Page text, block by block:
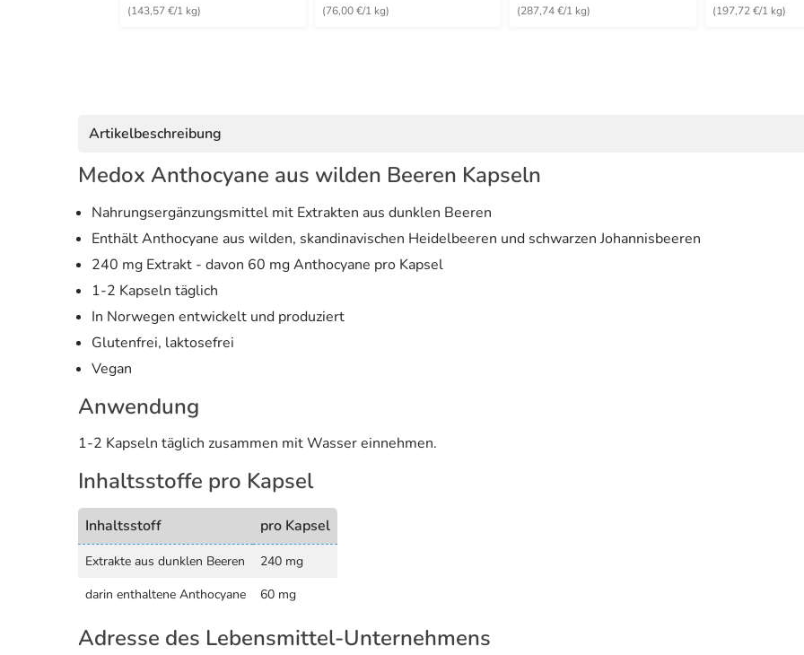
(143,57 €/1 kg) (76,00 €/1 kg) (287,74 €/1 kg) (197,72 €/1 kg)
Artikelbeschreibung
Medox Anthocyane aus wilden Beeren Kapseln
Nahrungsergänzungsmittel mit Extrakten aus dunklen Beeren
Enthält Anthocyane aus wilden, skandinavischen Heidelbeeren und schwarzen Johannisbeeren
240 mg Extrakt - davon 60 mg Anthocyane pro Kapsel
1-2 Kapseln täglich
In Norwegen entwickelt und produziert
Glutenfrei, laktosefrei
Vegan
Anwendung
1-2 Kapseln täglich zusammen mit Wasser einnehmen.
Inhaltsstoffe pro Kapsel
Inhaltsstoff pro Kapsel
Extrakte aus dunklen Beeren
240 mg
darin enthaltene Anthocyane
60 mg
Adresse des Lebensmittel-Unternehmens